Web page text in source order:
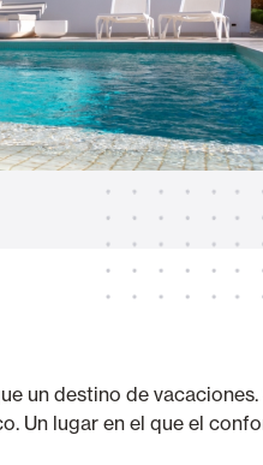
y Cortinas exteriores
un destino de
Un lugar en el que el